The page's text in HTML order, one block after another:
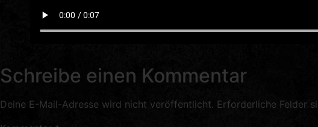
Schreibe einen Kommentar
Deine E-Mail-Adresse wird nicht veröffentlicht. Erforderliche Felder